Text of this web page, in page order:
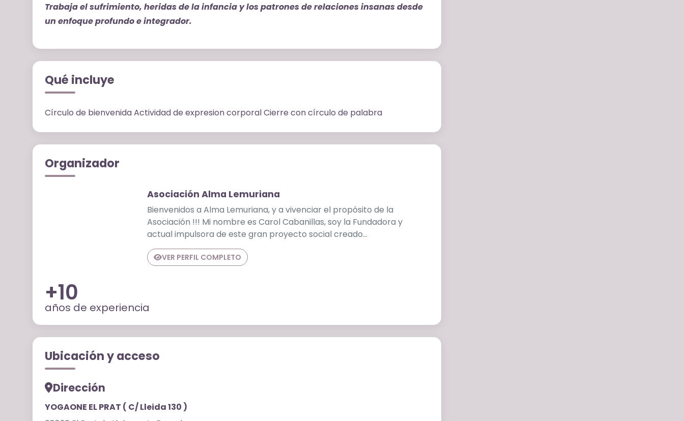
Trabaja el sufrimiento, heridas de la infancia y los patrones de relaciones insanas desde
un enfoque profundo e integrador.
Qué incluye
Círculo de bienvenida Actividad de expresion corporal Cierre con círculo de palabra
Organizador
Asociación Alma Lemuriana
Bienvenidos a Alma Lemuriana, y a vivenciar el propósito de la
Asociación !!! Mi nombre es Carol Cabanillas, soy la Fundadora y
actual impulsora de este gran proyecto social creado…
VER PERFIL COMPLETO
+10
años de experiencia
Ubicación y acceso
Dirección
YOGAONE EL PRAT ( C/ Lleida 130 )